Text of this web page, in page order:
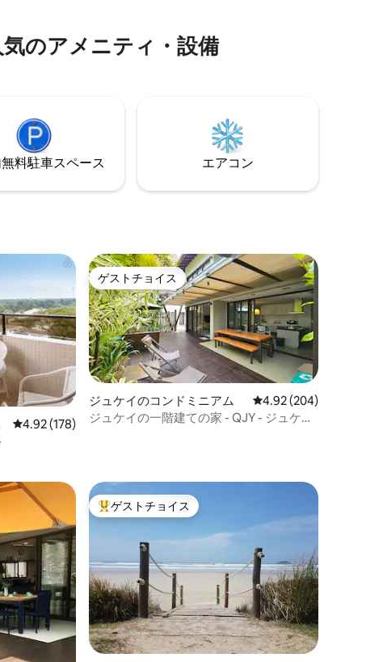
のア⁠メ⁠ニ⁠テ⁠ィ⁠・⁠設⁠備
料駐⁠車ス⁠ペ⁠ー⁠ス エアコン
レビュー178件、5つ星中4.92つ星の平均評価
4.92 (178)
ゲストチョイス
ゲストチョイス
ジュケイのコンドミニアム レビュー204件、5つ星
4.92 (204)
ジュケイの一階建ての家 - QJY - ジュケイ
大好評のゲストチョイスです。
ゲストチョイス